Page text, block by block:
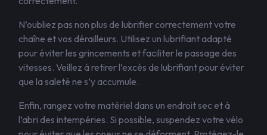
N’oubliez pas non plus de lubrifier correctement votre
chaîne et vos dérailleurs. Utilisez un lubrifiant adapté
pour éviter les grincements et faciliter le passage des
vitesses. Veillez à retirer l’excès de lubrifiant pour éviter
que la saleté ne s’y accumule.
Enfin, rangez votre matériel dans un endroit sec et à
l’abri des intempéries. Si possible, suspendez votre vélo